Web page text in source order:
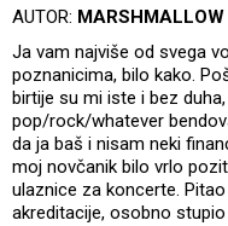
AUTOR: MARSHMALLOW
Ja vam najviše od svega
poznanicima, bilo kako.
birtije su mi iste i bez
pop/rock/whatever
da ja baš i nisam neki
moj novčanik bilo vrlo
ulaznice za koncerte.
akreditacije, osobno